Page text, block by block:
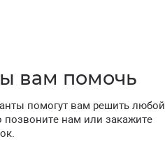
вам помочь
помогут вам решить любой
позвоните нам или закажите